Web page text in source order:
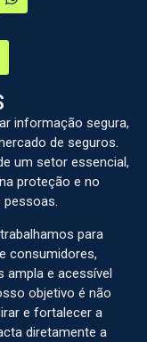
informação segura,
de seguros.
um setor essencial,
proteção e no
pessoas.
para
consumidores,
ampla e acessível
objetivo é não
e fortalecer a
diretamente a